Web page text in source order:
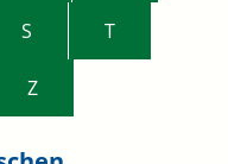
S T
Z